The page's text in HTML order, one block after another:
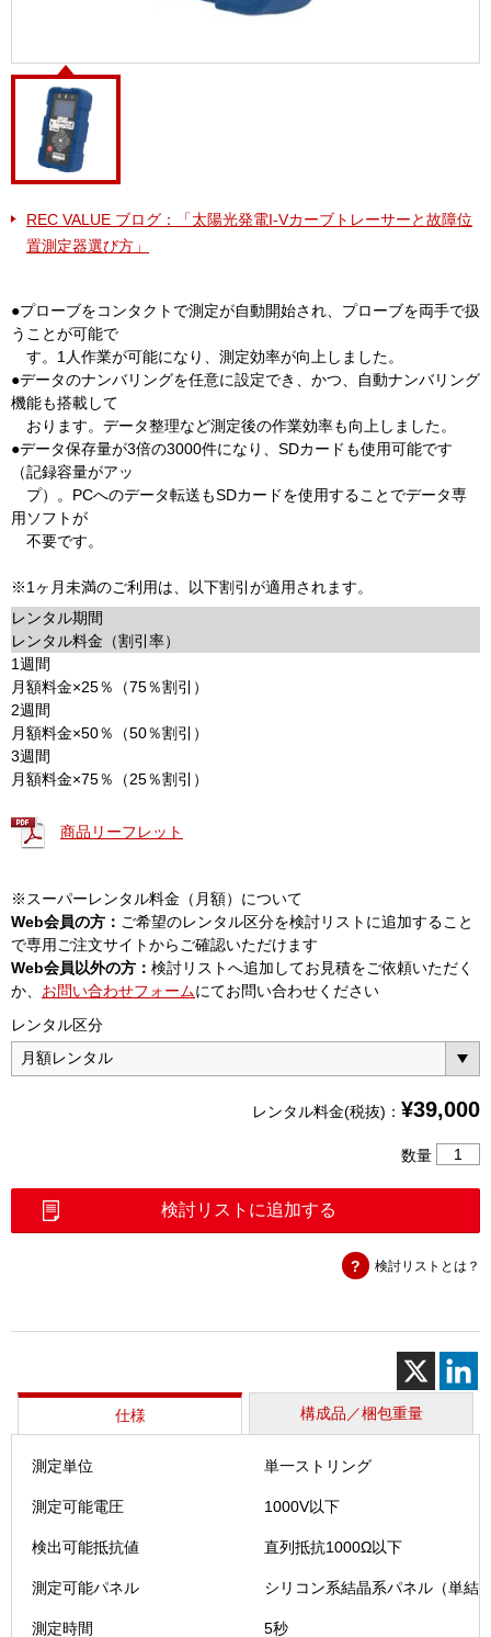
REC VALUE ブログ：「太陽光発電I-Vカーブトレーサーと故障位
置測定器選び方」
●プローブをコンタクトで測定が自動開始され、プローブを両手で扱
うことが可能で
す。1人作業が可能になり、測定効率が向上しました。
●データのナンバリングを任意に設定でき、かつ、自動ナンバリング
機能も搭載して
おります。データ整理など測定後の作業効率も向上しました。
●データ保存量が3倍の3000件になり、SDカードも使用可能です
（記録容量がアッ
プ）。PCへのデータ転送もSDカードを使用することでデータ専
用ソフトが
不要です。
※1ヶ月未満のご利用は、以下割引が適用されます。
レンタル期間
レンタル料金（割引率）
1週間
月額料金×25％（75％割引）
2週間
月額料金×50％（50％割引）
3週間
月額料金×75％（25％割引）
商品リーフレット
※スーパーレンタル料金（月額）について
Web会員の方： ご希望のレンタル区分を検討リストに追加すること
で専用ご注文サイトからご確認いただけます
Web会員以外の方： 検討リストへ追加してお見積をご依頼いただく
か、 お問い合わせフォームにてお問い合わせください
レンタル区分
レンタル料金(税抜)： ¥39,000
数量
チ
カ
ー
ソ
検討リストに追加する
検討リストとは？
仕様 構成品／梱包重量
測定単位 単一ストリング
測定可能電圧 1000V以下
検出可能抵抗値 直列抵抗1000Ω以下
測定可能パネル シリコン系結晶系パネル（単結
測定時間 5秒